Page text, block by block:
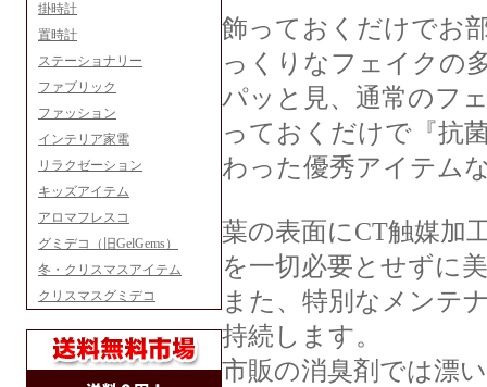
掛時計
置時計
ステーショナリー
ファブリック
ファッション
インテリア家電
リラクゼーション
キッズアイテム
アロマフレスコ
グミデコ（旧GelGems）
冬・クリスマスアイテム
クリスマスグミデコ
飾っておくだけでお
っくりなフェイクの
パッと見、通常のフ
っておくだけで『抗
わった優秀アイテム
葉の表面にCT触媒加
を一切必要とせずに
また、特別なメンテ
持続します。
市販の消臭剤では漂